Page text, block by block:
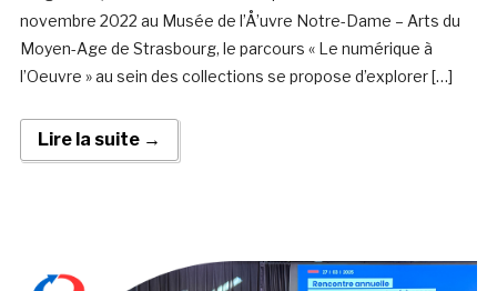
novembre 2022 au Musée de l’Å’uvre Notre-Dame – Arts du
Moyen-Age de Strasbourg, le parcours « Le numérique à
l’Oeuvre » au sein des collections se propose d’explorer […]
Lire la suite →